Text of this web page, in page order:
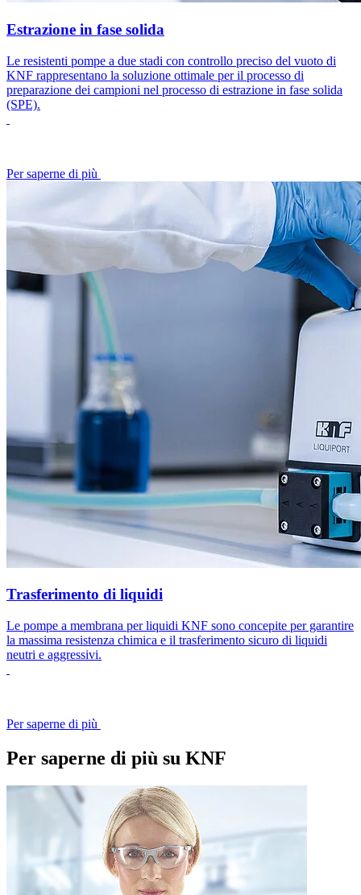
Estrazione in fase solida
Le resistenti pompe a due stadi con controllo preciso del vuoto di
KNF rappresentano la soluzione ottimale per il processo di
preparazione dei campioni nel processo di estrazione in fase solida
(SPE).
Per saperne di più
Trasferimento di liquidi
Le pompe a membrana per liquidi KNF sono concepite per garantire
la massima resistenza chimica e il trasferimento sicuro di liquidi
neutri e aggressivi.
Per saperne di più
Per saperne di più su KNF